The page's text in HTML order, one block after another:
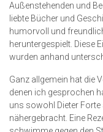
Außenstehenden und
liebte Bücher und
humorvoll und
heruntergespielt. Diese
wurden anhand
Ganz allgemein hat die
denen ich gesprochen
uns sowohl Dieter
nähergebracht. Eine